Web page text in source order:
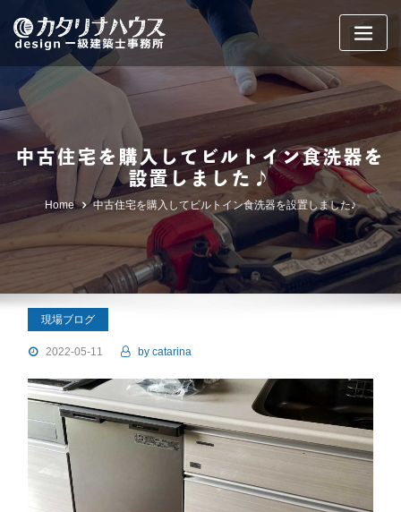
content
中古住宅を購入してビルトイン食洗器を
設置しました♪
Home 中古住宅を購入してビルトイン食洗器を設置しました♪
現場ブログ
2022-05-11 by catarina